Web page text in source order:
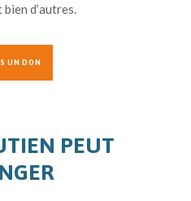
d’autres.
UN DON
PEUT